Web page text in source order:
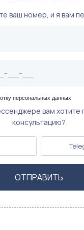
ваш номер, и я вам
персональных данных
вам хотите
консультацию?
ОТПРАВИТЬ